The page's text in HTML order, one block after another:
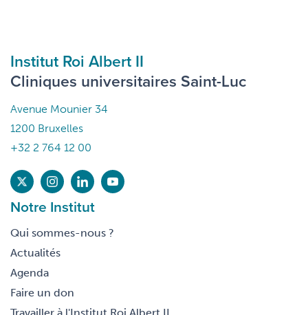
Institut Roi Albert II
Cliniques universitaires Saint-Luc
Avenue Mounier 34
1200 Bruxelles
+32 2 764 12 00
Notre Institut
Qui sommes-nous ?
Actualités
Agenda
Faire un don